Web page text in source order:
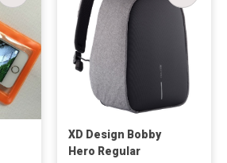
XD Design Bobby
Hero Regular